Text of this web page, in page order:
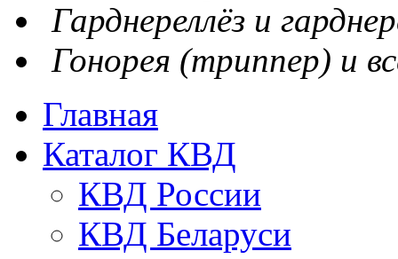
Гарднереллёз и
Гонорея (триппер) и
Главная
Каталог КВД
КВД России
КВД Беларуси